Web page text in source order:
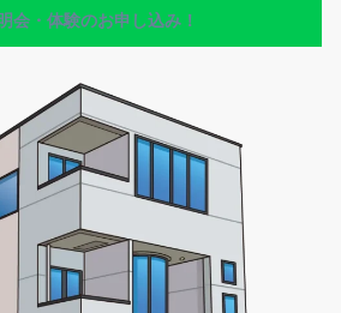
会・体験のお申し込み！